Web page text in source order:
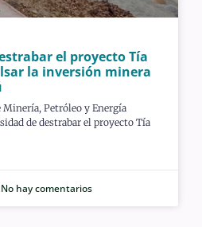
el proyecto Tía
la inversión minera
Minería, Petróleo y Energía
de destrabar el proyecto Tía
No hay comentarios